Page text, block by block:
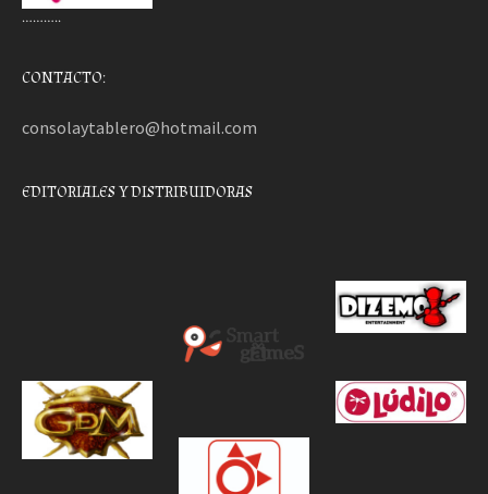
………..
CONTACTO:
consolaytablero@hotmail.com
EDITORIALES Y DISTRIBUIDORAS